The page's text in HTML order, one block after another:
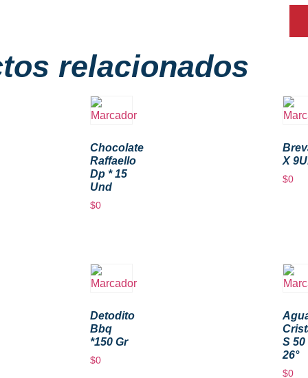
relacionados
Chocolate
Raffaello
Dp * 15
Und
$0
X
$0
Detodito
Bbq
*150 Gr
$0
S 50
26°
$0